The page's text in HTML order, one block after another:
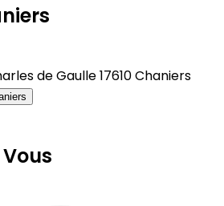
de Gaulle 17610 Chaniers